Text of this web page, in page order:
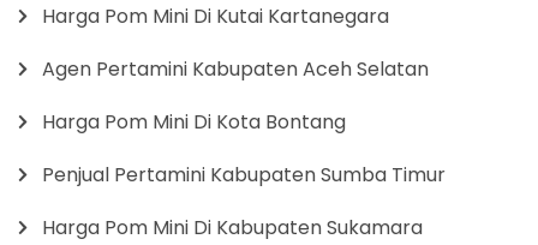
Harga Pom Mini Di Kutai Kartanegara
Agen Pertamini Kabupaten Aceh Selatan
Harga Pom Mini Di Kota Bontang
Penjual Pertamini Kabupaten Sumba Timur
Harga Pom Mini Di Kabupaten Sukamara